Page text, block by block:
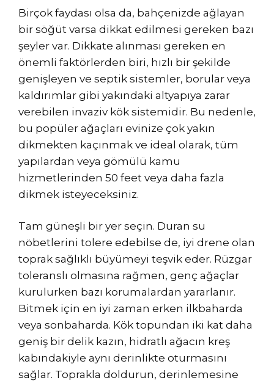
Birçok faydası olsa da, bahçenizde ağlayan
bir söğüt varsa dikkat edilmesi gereken bazı
şeyler var. Dikkate alınması gereken en
önemli faktörlerden biri, hızlı bir şekilde
genişleyen ve septik sistemler, borular veya
kaldırımlar gibi yakındaki altyapıya zarar
verebilen invaziv kök sistemidir. Bu nedenle,
bu popüler ağaçları evinize çok yakın
dikmekten kaçınmak ve ideal olarak, tüm
yapılardan veya gömülü kamu
hizmetlerinden 50 feet veya daha fazla
dikmek isteyeceksiniz.
Tam güneşli bir yer seçin. Duran su
nöbetlerini tolere edebilse de, iyi drene olan
toprak sağlıklı büyümeyi teşvik eder. Rüzgar
toleranslı olmasına rağmen, genç ağaçlar
kurulurken bazı korumalardan yararlanır.
Bitmek için en iyi zaman erken ilkbaharda
veya sonbaharda. Kök topundan iki kat daha
geniş bir delik kazın, hidratlı ağacın kreş
kabındakiyle aynı derinlikte oturmasını
sağlar. Toprakla doldurun, derinlemesine